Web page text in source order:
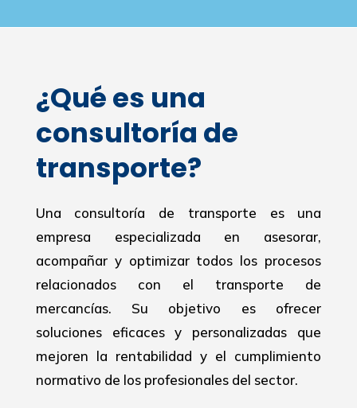
¿Qué es una
consultoría de
transporte?
Una consultoría de transporte es una
empresa especializada en asesorar,
acompañar y optimizar todos los procesos
relacionados con el transporte de
mercancías. Su objetivo es ofrecer
soluciones eficaces y personalizadas que
mejoren la rentabilidad y el cumplimiento
normativo de los profesionales del sector.